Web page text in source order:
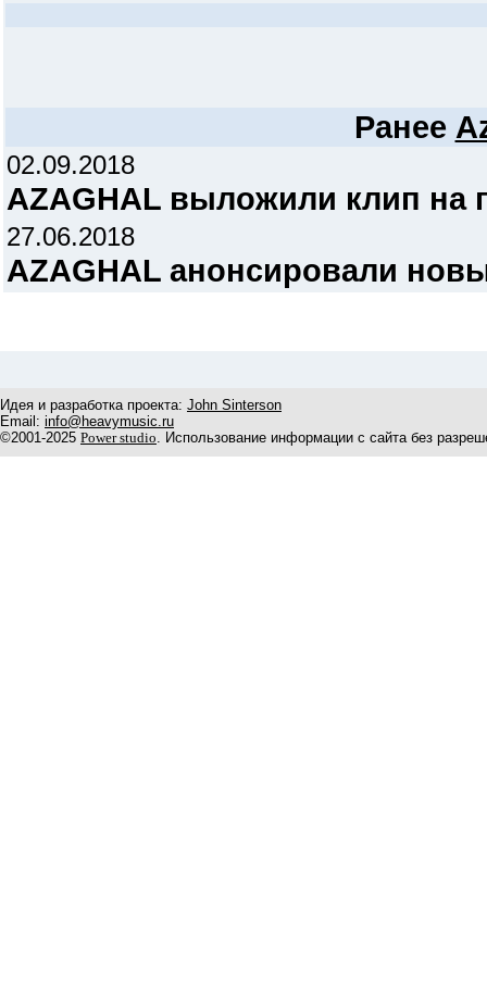
Ранее
02.09.2018
AZAGHAL выложили клип на
27.06.2018
AZAGHAL анонсировали
Идея и разработка проекта: John Sinterson
Email: info@heavymusic.ru
©2001-2025 Power studio. Использование информации с сайта без